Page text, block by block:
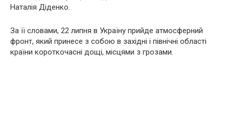
Наталія Діденко.
За її словами, 22 липня в Україну прийде атмосферний
фронт, який принесе з собою в західні і північні області
країни короткочасні дощі, місцями з грозами.